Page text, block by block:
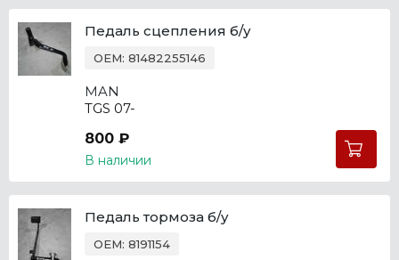
Педаль сцепления б/у
OEM: 81482255146
MAN
TGS 07-
800 ₽
В наличии
Педаль тормоза б/у
OEM: 8191154